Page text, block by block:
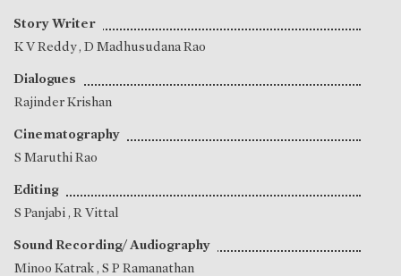
Story Writer
K V Reddy, D Madhusudana Rao
Dialogues
Rajinder Krishan
Cinematography
S Maruthi Rao
Editing
S Panjabi, R Vittal
Sound Recording/ Audiography
Minoo Katrak, S P Ramanathan